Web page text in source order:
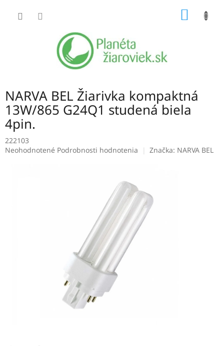
NARVA BEL Žiarivka kompaktná
13W/865 G24Q1 studená biela
4pin.
222103
Priemerné
Neohodnotené Podrobnosti hodnotenia Značka: NARVA BEL